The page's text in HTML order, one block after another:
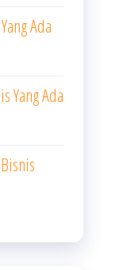
Ada
Yang Ada